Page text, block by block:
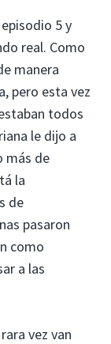
5 y
real. Como
manera
pero esta vez
todos
le dijo a
más de
la
de
pasaron
como
a las
vez van